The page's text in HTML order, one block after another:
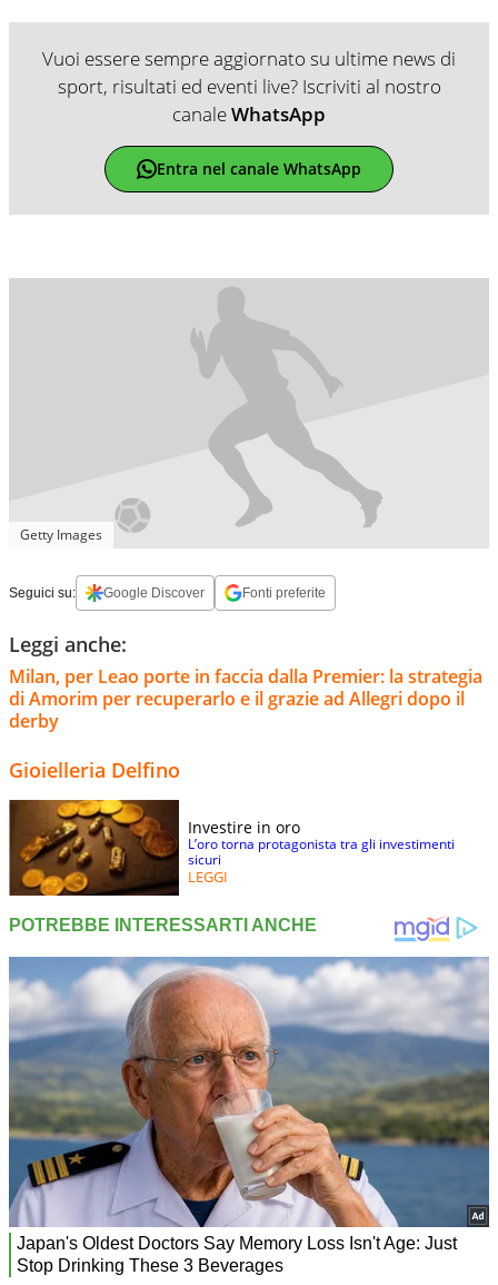
Vuoi essere sempre aggiornato su ultime news di
sport, risultati ed eventi live? Iscriviti al nostro
canaleWhatsApp
Entra nel canale WhatsApp
Getty Images
Seguici su: Google Discover Fonti preferite
Leggi anche:
Milan, per Leao porte in faccia dalla Premier: la strategia
di Amorim per recuperarlo e il grazie ad Allegri dopo il
derby
Gioielleria Delfino
Investire in oro
L’oro torna protagonista tra gli investimenti
sicuri
LEGGI